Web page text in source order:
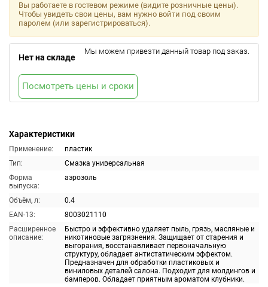
Характеристики
Применение:
пластик
Тип:
Смазка универсальная
Форма
выпуска:
аэрозоль
Объём, л:
0.4
EAN-13:
8003021110
Расширенное
описание:
Быстро и эффективно удаляет пыль, грязь, масляные и
никотиновые загрязнения. Защищает от старения и
выгорания, восстанавливает первоначальную
структуру, обладает антистатическим эффектом.
Предназначен для обработки пластиковых и
виниловых деталей салона. Подходит для молдингов и
бамперов. Обладает приятным ароматом клубники.
Вы работаете в гостевом режиме (видите розничные цены).
Чтобы увидеть свои цены, вам нужно войти под своим
паролем (или зарегистрироваться).
Нет на складе
Мы можем привезти данный товар под заказ.
Посмотреть цены и сроки